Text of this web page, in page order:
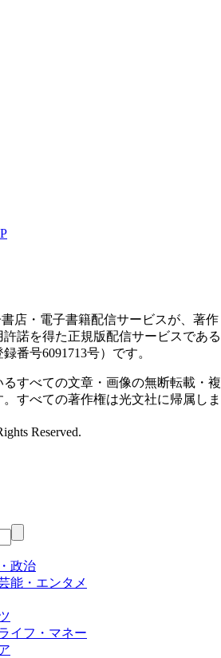
店・電子書籍配信サービスが、著作
諾を得た正規版配信サービスである
番号6091713号）です。
すべての文章・画像の無断転載・複
すべての著作権は光文社に帰属しま
Reserved.
政治
能・エンタメ
イフ・マネー